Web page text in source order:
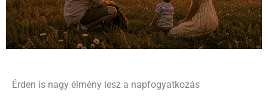
Érden is nagy élmény lesz a napfogyatkozás